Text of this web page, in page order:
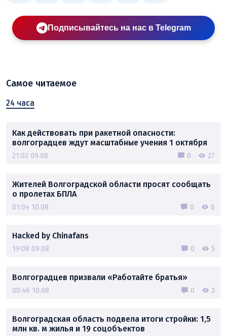
Подписывайтесь на нас в Telegram
Самое читаемое
24 часа
Как действовать при ракетной опасности:
волгоградцев ждут масштабные учения 1 октября
21:02 09.08 0 27
Жителей Волгоградской области просят сообщать
о пролетах БПЛА
01:04 10.08 0 6
Hacked by Chinafans
19:08 09.08 0 5
Волгоградцев призвали «Работайте братья»
00:46 10.08 0 3
Волгоградская область подвела итоги стройки: 1,5
млн кв. м жилья и 19 соцобъектов